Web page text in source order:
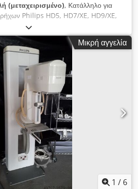
(μεταχειρισμένο), Κατάλληλο για
Philips HD5, HD7/XE, HD9/XE,
σας προσφέρουμε αυτούς τους
τύπου "Philips" C5-2 Curved
αποθέματα. Οι καθετήρες
από ομοσπονδιακά αποθέματα
οποίες διατηρήθηκαν σε απόθεμα για
και δεν χρησιμοποιήθηκαν ποτέ
μόνο για ετήσιο έλεγχο, αλλά
Η κατάσταση είναι οπτικά
λειτουργούν χωρίς
να χρησιμοποιηθούν άμεσα.
Η τιμή αφορά πάντα έναν αισθητήρα
πραγματοποιείται εντός
από την παραλαβή της πληρωμής με
δεν πωλούμε απευθείας σε ιδιώτες -
έχουν τη δυνατότητα να
"για λογαριασμό του πελάτη". Τα
Μικρή αγγελία
1 / 6